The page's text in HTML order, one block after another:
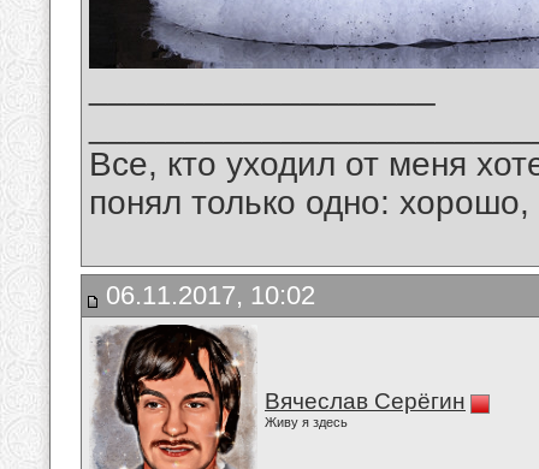
Все, кто уходил от меня
понял только одно:
06.11.2017, 10:02
Вячеслав Серёгин
Живу я здесь